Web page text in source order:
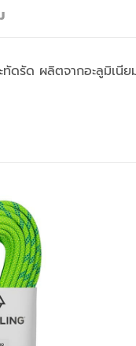
ทัดรัด ผลิตจากอะลูมิเ